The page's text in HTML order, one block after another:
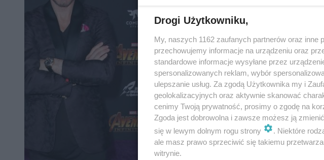
Drogi Użytkowniku,
My, naszych 1162 zaufanych partnerów oraz
przechowujemy informacje na urządzeniu oraz
standardowe informacje wysyłane przez
spersonalizowanych reklam, wybór
ulepszanie usług. Za zgodą Użytkownika my i
geolokalizacyjnych oraz aktywnie skanować
cenimy Twoją prywatność, prosimy o zgodę na
Zgoda jest dobrowolna i zawsze możesz ją
się w lewym dolnym rogu strony
. Niektóre
ale masz prawo sprzeciwić się takiemu
witrynie.